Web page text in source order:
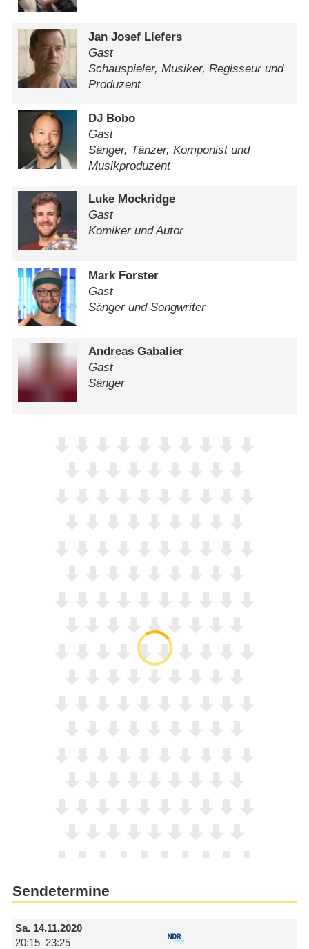
Jan Josef Liefers
Gast
Schauspieler, Musiker, Regisseur und
Produzent
DJ Bobo
Gast
Sänger, Tänzer, Komponist und
Musikproduzent
Luke Mockridge
Gast
Komiker und Autor
Mark Forster
Gast
Sänger und Songwriter
Andreas Gabalier
Gast
Sänger
Sendetermine
Sa.14.11.2020
20:15–23:25